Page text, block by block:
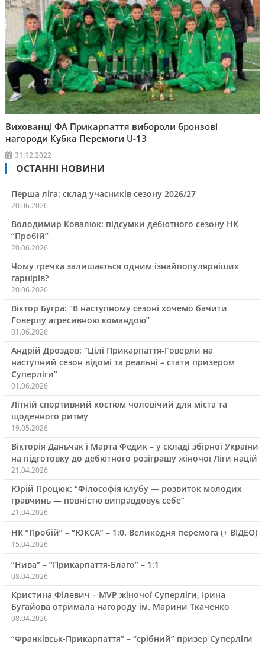
Вихованці ФА Прикарпаття вибороли бронзові
нагороди Кубка Перемоги U-13
31.12.2022
ОСТАННІ НОВИНИ
Перша ліга: склад учасників сезону 2026/27
20.06.2026
Володимир Ковалюк: підсумки дебютного сезону НК
“Пробій”
20.06.2026
Чому гречка залишається одним ізнайпопулярніших
гарнірів?
20.06.2026
Віктор Бугра: “В наступному сезоні хочемо бачити
Говерлу агресивною командою”
01.06.2026
Андрій Дроздов: “Цілі Прикарпаття-Говерли на
наступний сезон відомі та реальні – стати призером
Суперліги”
01.06.2026
Літній спортивний костюм чоловічий для міста та
щоденного ритму
19.05.2026
Вікторія Даньчак і Марта Федик – у складі збірної України
на підготовку до дебютного розіграшу жіночої Ліги націй
21.04.2026
Юрій Процюк: “Філософія клубу — розвиток молодих
гравчинь — повністю виправдовує себе”
21.04.2026
НК “Пробій” – “ЮКСА” – 1:0. Великодня перемога (+ ВІДЕО)
15.04.2026
“Нива” – “Прикарпаття-Благо” – 1:1
08.04.2026
Кристина Філевич – MVP жіночої Суперліги, Ірина
Бугайова отримала нагороду ім. Марини Ткаченко
08.04.2026
“Франківськ-Прикарпаття” – “срібний” призер Суперліги